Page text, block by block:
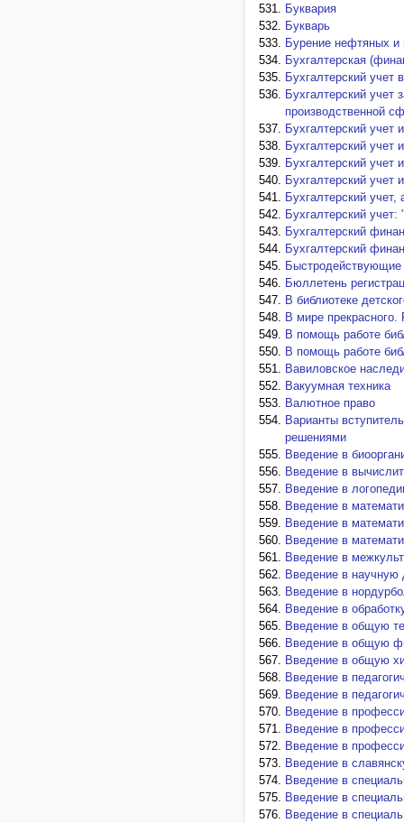
Буквария
Букварь
Бурение нефтяных и
Бухгалтерская
Бухгалтерский учет
Бухгалтерский учет
производственной
Бухгалтерский учет
Бухгалтерский учет
Бухгалтерский учет
Бухгалтерский учет
Бухгалтерский учет,
Бухгалтерский
Бухгалтерский
Бухгалтерский
Быстродействующие
Бюллетень
В библиотеке
В мире
В помощь работе
В помощь работе
Вавиловское
Вакуумная техника
Валютное право
Варианты
решениями
Введение в
Введение в
Введение в
Введение в
Введение в
Введение в
Введение в
Введение в научную
Введение в
Введение в
Введение в общую
Введение в общую
Введение в общую
Введение в
Введение в
Введение в
Введение в
Введение в
Введение в
Введение в
Введение в
Введение в